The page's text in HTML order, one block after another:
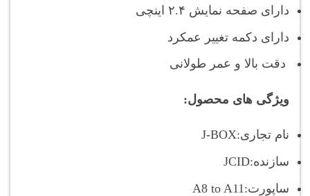
دارای صفحه نمایش ۲.۴ اینچی
دارای دکمه تغییر عمکرد
دقت بالا و عمر طولانی
ویژگی های محصول:
نام تجاری:J-BOX
سازنده:JCID
ساپورت: A8 to A11